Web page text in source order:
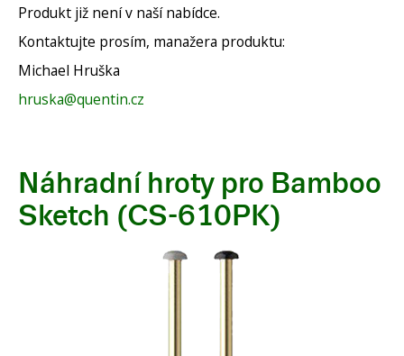
Produkt již není v naší nabídce.
Kontaktujte prosím, manažera produktu:
Michael Hruška
hruska@quentin.cz
Náhradní hroty pro Bamboo
Sketch (CS-610PK)